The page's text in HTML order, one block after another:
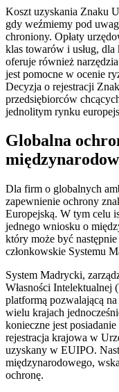
Koszt uzyskania Znaku
gdy weźmiemy pod
chroniony. Opłaty
klas towarów i usług,
oferuje również
jest pomocne w ocenie
Decyzja o rejestracji
przedsiębiorców
jednolitym rynku
Globalna
Dla firm o globalnych
zapewnienie ochrony
Europejską. W tym celu
jednego wniosku o
który może być
członkowskie Systemu
System Madrycki,
Własności Intelektualnej
platformą pozwalającą
wielu krajach
konieczne jest
rejestracja krajowa w
uzyskany w EUIPO.
międzynarodowego,
ochronę.